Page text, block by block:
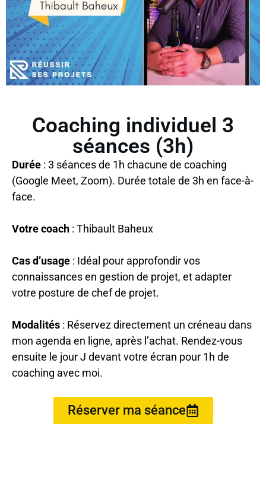
Coaching individuel 3
séances (3h)
Durée : 3 séances de 1h chacune de coaching
(Google Meet, Zoom). Durée totale de 3h en face-à-
face.
Votre coach : Thibault Baheux
Cas d’usage : Idéal pour approfondir vos
connaissances en gestion de projet, et adapter
votre posture de chef de projet.
Modalités : Réservez directement un créneau dans
mon agenda en ligne, après l’achat. Rendez-vous
ensuite le jour J devant votre écran pour 1h de
coaching avec moi.
Réserver ma séance